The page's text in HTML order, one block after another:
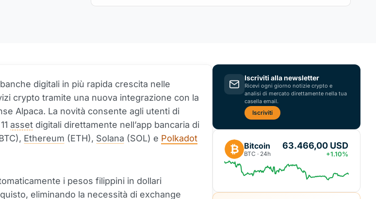
digitali in più rapida crescita nelle
crypto tramite una nuova integrazione con la
Alpaca. La novità consente agli utenti di
asset digitali direttamente nell’app bancaria di
Ethereum (ETH), Solana (SOL) e Polkadot
i pesos filippini in dollari
eliminando la necessità di exchange
Iscriviti alla newsletter
Ricevi ogni giorno notizie crypto e
analisi di mercato direttamente nella tua
casella email.
Iscriviti
₿ Bitcoin
BTC · 24h
63.466,00 USD
+1.10%